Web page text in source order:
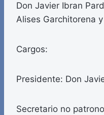
Don Javier Ibran
Alises Garchitorena
Cargos:
Presidente: Don
Secretario no